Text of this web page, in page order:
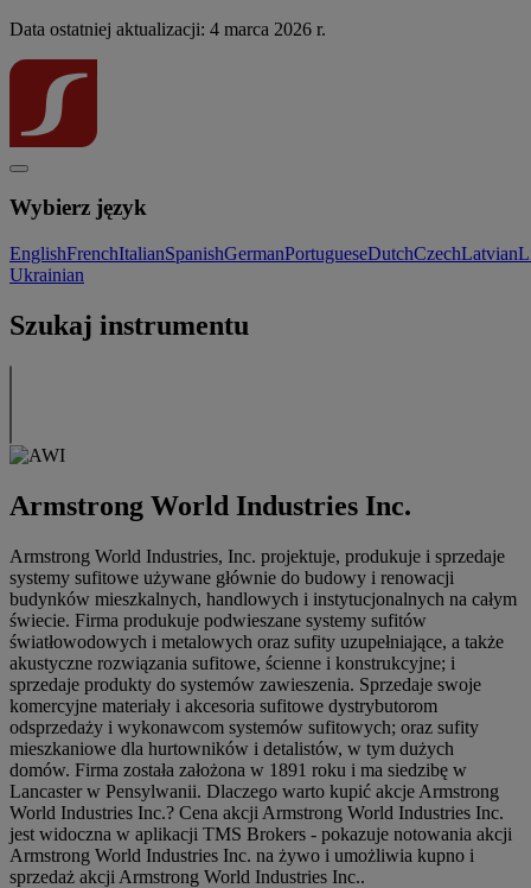
Data ostatniej aktualizacji: 4 marca 2026 r.
Wybierz język
EnglishFrenchItalianSpanishGermanPortugueseDutchCzechLatvian
Ukrainian
Szukaj instrumentu
Armstrong World Industries Inc.
Armstrong World Industries, Inc. projektuje, produkuje i sprzedaje
systemy sufitowe używane głównie do budowy i renowacji
budynków mieszkalnych, handlowych i instytucjonalnych na całym
świecie. Firma produkuje podwieszane systemy sufitów
światłowodowych i metalowych oraz sufity uzupełniające, a także
akustyczne rozwiązania sufitowe, ścienne i konstrukcyjne; i
sprzedaje produkty do systemów zawieszenia. Sprzedaje swoje
komercyjne materiały i akcesoria sufitowe dystrybutorom
odsprzedaży i wykonawcom systemów sufitowych; oraz sufity
mieszkaniowe dla hurtowników i detalistów, w tym dużych
domów. Firma została założona w 1891 roku i ma siedzibę w
Lancaster w Pensylwanii. Dlaczego warto kupić akcje Armstrong
World Industries Inc.? Cena akcji Armstrong World Industries Inc.
jest widoczna w aplikacji TMS Brokers - pokazuje notowania akcji
Armstrong World Industries Inc. na żywo i umożliwia kupno i
sprzedaż akcji Armstrong World Industries Inc..